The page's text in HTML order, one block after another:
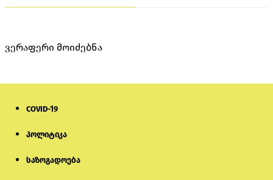
ვერაფერი მოიძებნა
COVID-19
პოლიტიკა
საზოგადოება